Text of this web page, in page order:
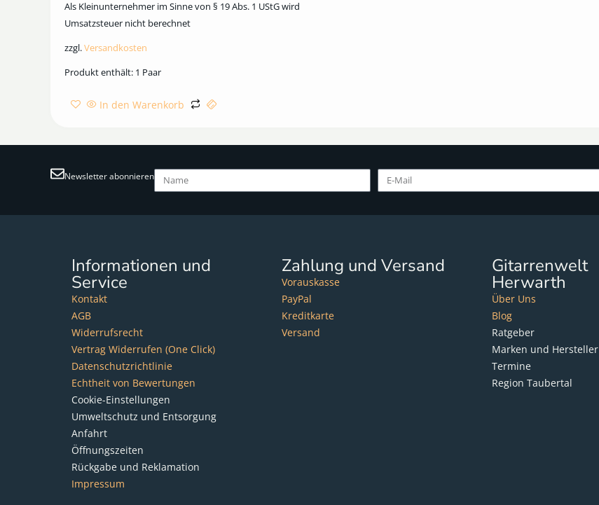
Als Kleinunternehmer im Sinne von § 19 Abs. 1 UStG wird
Umsatzsteuer nicht berechnet
zzgl.Versandkosten
Produkt enthält: 1 Paar
In den Warenkorb
Newsletter abonnieren
Informationen und
Service
Kontakt
AGB
Widerrufsrecht
Vertrag Widerrufen (One Click)
Datenschutzrichtlinie
Echtheit von Bewertungen
Cookie-Einstellungen
Umweltschutz und Entsorgung
Anfahrt
Öffnungszeiten
Rückgabe und Reklamation
Impressum
Zahlung und Versand
Vorauskasse
PayPal
Kreditkarte
Versand
Gitarrenwelt
Herwarth
Über Uns
Blog
Ratgeber
Marken und Hersteller
Termine
Region Taubertal